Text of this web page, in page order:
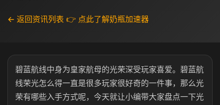
← 返回资讯列表 👉 点此了解奶瓶加速器
碧蓝航线中身为皇家航母的光荣深受玩家喜爱。碧蓝航
线荣光怎么得一直是很多玩家很好奇的一件事，那么光
荣有哪些入手方式呢，今天就让小编带大家盘点一下光